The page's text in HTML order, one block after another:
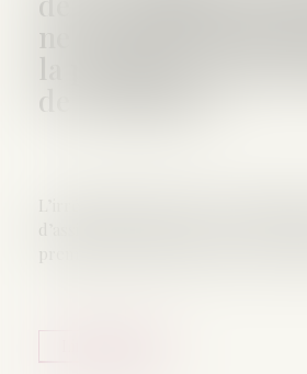
ne saurait être
la première fois
de cassation !
L’irrégularité affectant la
d’assises des mineurs ne peut être